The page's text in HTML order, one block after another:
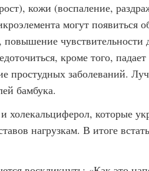
кожи (воспаление,
могут появиться
повышение чувствительности
кроме того,
простудных заболеваний.
бамбука.
холекальциферол, которые
нагрузкам. В итоге